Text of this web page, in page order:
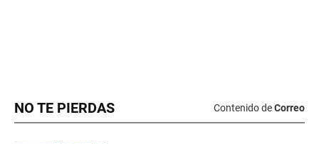
NO TE PIERDAS Contenido deCorreo